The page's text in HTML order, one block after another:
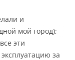
и
мой город);
эти
за